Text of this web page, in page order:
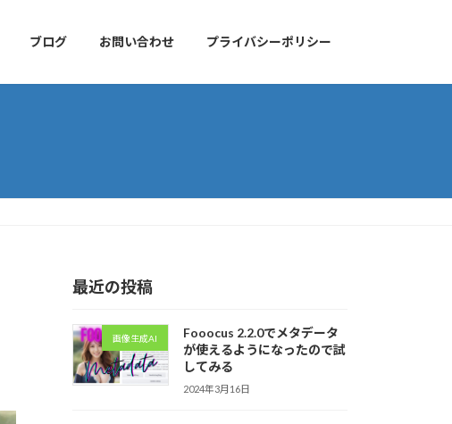
ブログ お問い合わせ プライバシーポリシー
最近の投稿
画像生成AI
Fooocus 2.2.0でメタデータ
が使えるようになったので試
してみる
2024年3月16日